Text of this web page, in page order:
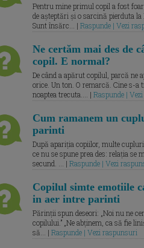
Pentru mine primul copil a fost
de așteptări și o sarcină pierduta la
Sunt însărc... | Raspunde | Vezi
Ne certăm mai des de
copil. E normal?
De când a apărut copilul, parcă ne
orice. Un ton. O remarcă. Cine s-a
noaptea trecuta.... | Raspunde |
Cum ramanem un
parinti
După apariția copiilor, multe
ce nu se spune prea des: relația se
secund. ... | Raspunde | Vezi
Copilul simte emotiile
in aer intre parinti
Părinții spun deseori: „Noi nu ne
copilului.” „Ne abținem, ca să fie
să... | Raspunde | Vezi raspunsuri